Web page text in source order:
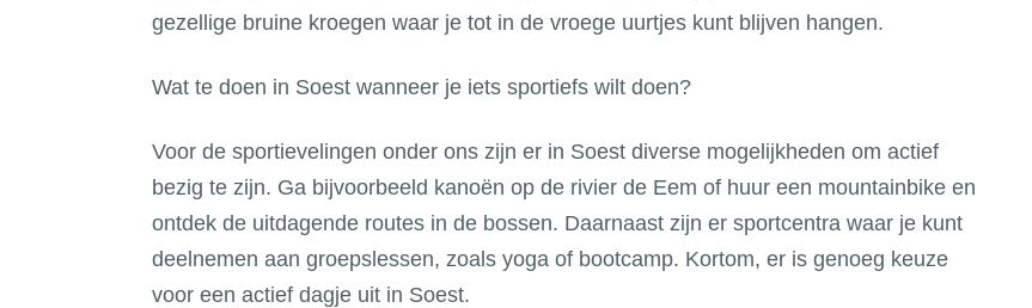
gezellige bruine kroegen waar je tot in de vroege uurtjes kunt blijven hangen.
Wat te doen in Soest wanneer je iets sportiefs wilt doen?
Voor de sportievelingen onder ons zijn er in Soest diverse mogelijkheden om actief
bezig te zijn. Ga bijvoorbeeld kanoën op de rivier de Eem of huur een mountainbike en
ontdek de uitdagende routes in de bossen. Daarnaast zijn er sportcentra waar je kunt
deelnemen aan groepslessen, zoals yoga of bootcamp. Kortom, er is genoeg keuze
voor een actief dagje uit in Soest.